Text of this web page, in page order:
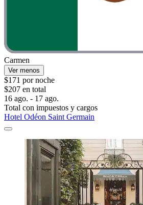
Carmen
Ver menos
$171 por noche
$207 en total
16 ago. - 17 ago.
Total con impuestos y cargos
Hotel Odéon Saint Germain